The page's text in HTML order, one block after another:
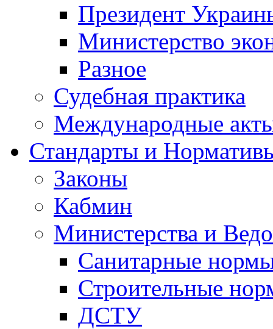
Президент
Министерство
Разное
Судебная практика
Международные
Стандарты и
Законы
Кабмин
Министерства и
Санитарные
Строительные
ДСТУ